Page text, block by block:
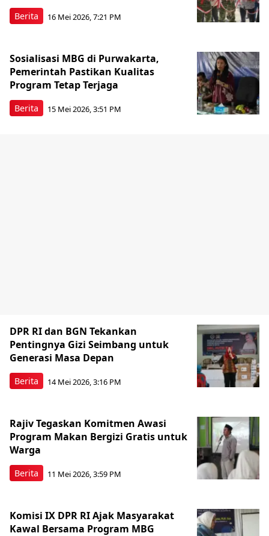
Berita 16 Mei 2026, 7:21 PM
Berita
Sosialisasi MBG di Purwakarta,
Pemerintah Pastikan Kualitas
Program Tetap Terjaga
15 Mei 2026, 3:51 PM
Berita
DPR RI dan BGN Tekankan
Pentingnya Gizi Seimbang untuk
Generasi Masa Depan
14 Mei 2026, 3:16 PM
Berita
Rajiv Tegaskan Komitmen Awasi
Program Makan Bergizi Gratis untuk
Warga
11 Mei 2026, 3:59 PM
Komisi IX DPR RI Ajak Masyarakat
Kawal Bersama Program MBG